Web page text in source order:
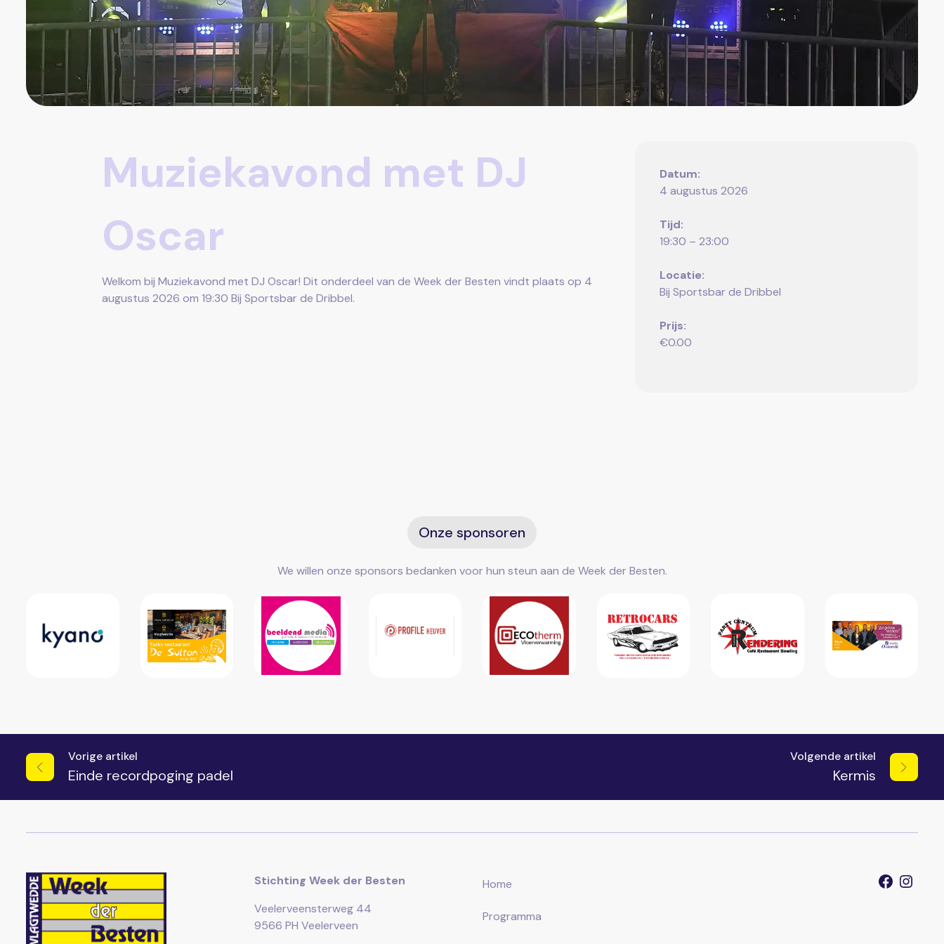
Muziekavond met DJ
Oscar
Welkom bij Muziekavond met DJ Oscar! Dit onderdeel van de Week der Besten vindt plaats op 4
augustus 2026 om 19:30 Bij Sportsbar de Dribbel.
Datum:
4 augustus 2026
Tijd:
19:30 – 23:00
Locatie:
Bij Sportsbar de Dribbel
Prijs:
€0.00
Onze sponsoren
We willen onze sponsors bedanken voor hun steun aan de Week der Besten.
Vorige artikel
Einde recordpoging padel
Volgende artikel
Kermis
Stichting Week der Besten
Veelerveensterweg 44
9566 PH Veelerveen
Home
Programma